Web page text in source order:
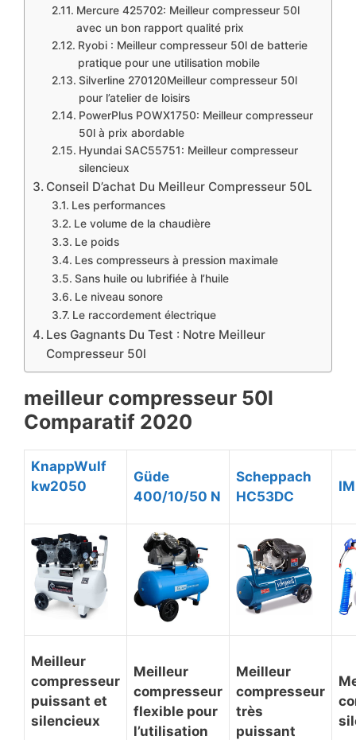
Mercure 425702: Meilleur compresseur 50l
avec un bon rapport qualité prix
Ryobi : Meilleur compresseur 50l de batterie
pratique pour une utilisation mobile
​Silverline 270120Meilleur compresseur 50l
pour l’atelier de loisirs
PowerPlus POWX1750: Meilleur compresseur
50l à prix abordable
Hyundai SAC55751: Meilleur compresseur
silencieux
Conseil D’achat Du Meilleur Compresseur 50L
Les performances
Le volume de la chaudière
Le poids
Les compresseurs à pression maximale
Sans huile ou lubrifiée à l’huile
Le niveau sonore
Le raccordement électrique
Les Gagnants Du Test : Notre Meilleur
Compresseur 50l
meilleur compresseur 50l
Comparatif 2020
KnappWulf
kw2050
Güde
400/10/50 N
Scheppach
HC53DC
Meilleur
compresseur
puissant et
silencieux
Meilleur
compresseur
flexible pour
l’utilisation
Meilleur
compresseur
très
puissant